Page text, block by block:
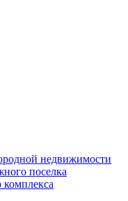
недвижимости
поселка